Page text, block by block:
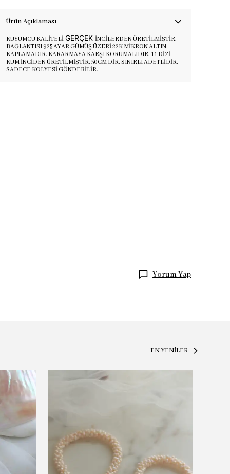
Ürün Açıklaması
KUYUMCU KALİTELİ GERÇEK İNCİLERDEN ÜRETİLMİŞTİR.
BAĞLANTISI 925 AYAR GÜMÜŞ ÜZERİ 22K MİKRON ALTIN
KAPLAMADIR. KARARMAYA KARŞI KORUMALIDIR. 11 DİZİ
KUM İNCİDEN ÜRETİLMİŞTİR. 50CM DİR. SINIRLI ADETLİDİR.
SADECE KOLYESİ GÖNDERİLİR.
Yorum Yap
EN YENİLER